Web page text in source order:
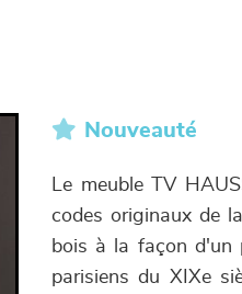
Nouveauté
Le meuble TV
codes originaux de
bois à la façon d'un
parisiens du XIXe